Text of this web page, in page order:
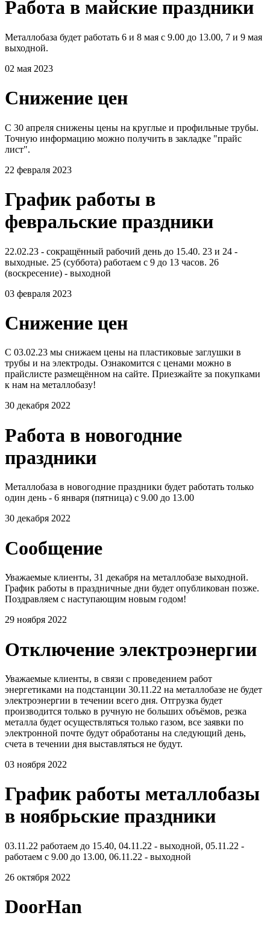
Работа в майские праздники
Металлобаза будет работать 6 и 8 мая с 9.00 до 13.00, 7 и 9 мая
выходной.
02 мая 2023
Снижение цен
С 30 апреля снижены цены на круглые и профильные трубы.
Точную информацию можно получить в закладке "прайс
лист".
22 февраля 2023
График работы в
февральские праздники
22.02.23 - сокращённый рабочий день до 15.40. 23 и 24 -
выходные. 25 (суббота) работаем с 9 до 13 часов. 26
(воскресение) - выходной
03 февраля 2023
Снижение цен
С 03.02.23 мы снижаем цены на пластиковые заглушки в
трубы и на электроды. Ознакомится с ценами можно в
прайслисте размещённом на сайте. Приезжайте за покупками
к нам на металлобазу!
30 декабря 2022
Работа в новогодние
праздники
Металлобаза в новогодние праздники будет работать только
один день - 6 января (пятница) с 9.00 до 13.00
30 декабря 2022
Сообщение
Уважаемые клиенты, 31 декабря на металлобазе выходной.
График работы в праздничные дни будет опубликован позже.
Поздравляем с наступающим новым годом!
29 ноября 2022
Отключение электроэнергии
Уважаемые клиенты, в связи с проведением работ
энергетиками на подстанции 30.11.22 на металлобазе не будет
электроэнергии в течении всего дня. Отгрузка будет
производится только в ручную не больших объёмов, резка
металла будет осуществляться только газом, все заявки по
электронной почте будут обработаны на следующий день,
счета в течении дня выставляться не будут.
03 ноября 2022
График работы металлобазы
в ноябрьские праздники
03.11.22 работаем до 15.40, 04.11.22 - выходной, 05.11.22 -
работаем с 9.00 до 13.00, 06.11.22 - выходной
26 октября 2022
DoorHan